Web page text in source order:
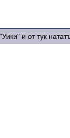
и от тук